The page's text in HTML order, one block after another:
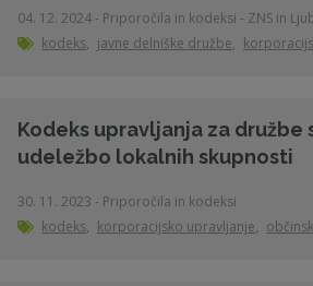
04. 12. 2024 - Priporočila in kodeksi - ZNS in
kodeks, javne delniške družbe,
Kodeks upravljanja za družbe
udeležbo lokalnih skupnosti
30. 11. 2023 - Priporočila in kodeksi
kodeks, korporacijsko upravljanje,